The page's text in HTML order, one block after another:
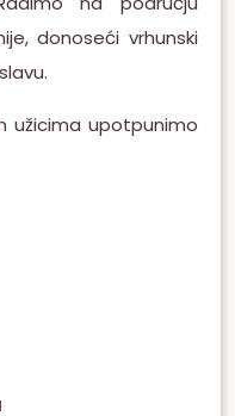
donoseći vrhunski
užicima upotpunimo